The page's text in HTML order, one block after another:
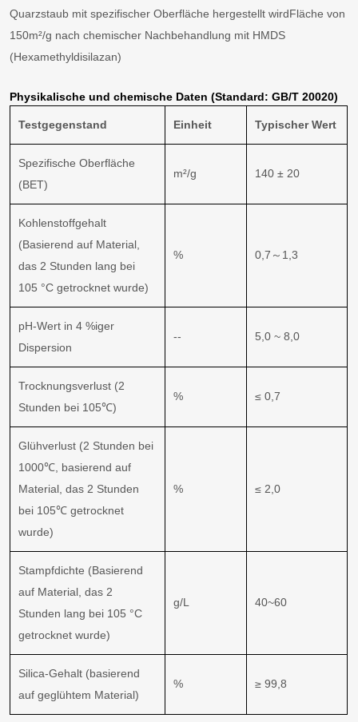
Quarzstaub mit spezifischer Oberfläche hergestellt wirdFläche von
150m²/g nach chemischer Nachbehandlung mit HMDS
(Hexamethyldisilazan)
Physikalische und chemische Daten (Standard: GB/T 20020)
Testgegenstand Einheit Typischer Wert
Spezifische Oberfläche
(BET)
m²/g 140 ± 20
Kohlenstoffgehalt
(Basierend auf Material,
das 2 Stunden lang bei
105 °C getrocknet wurde)
% 0,7～1,3
pH-Wert in 4 %iger
Dispersion
-- 5,0 ~ 8,0
Trocknungsverlust (2
Stunden bei 105℃)
% ≤ 0,7
Glühverlust (2 Stunden bei
1000℃, basierend auf
Material, das 2 Stunden
bei 105℃ getrocknet
wurde)
% ≤ 2,0
Stampfdichte (Basierend
auf Material, das 2
Stunden lang bei 105 °C
getrocknet wurde)
g/L 40~60
Silica-Gehalt (basierend
auf geglühtem Material)
% ≥ 99,8